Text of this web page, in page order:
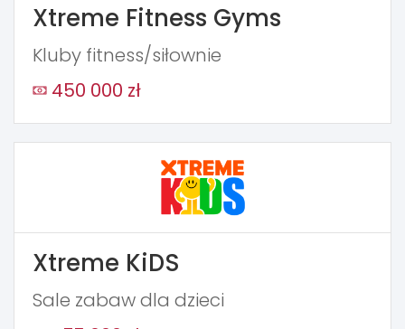
Xtreme Fitness Gyms
Kluby fitness/siłownie
450 000 zł
Xtreme KiDS
Sale zabaw dla dzieci